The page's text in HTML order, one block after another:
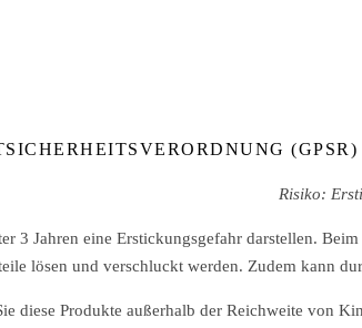
(GPSR)
Risiko:
3 Jahren eine Erstickungsgefahr darstellen.
lösen und verschluckt werden. Zudem kann
diese Produkte außerhalb der Reichweite von